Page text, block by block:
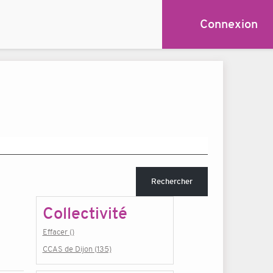
Connexion
Rechercher
Collectivité
Effacer ()
CCAS de Dijon (135)